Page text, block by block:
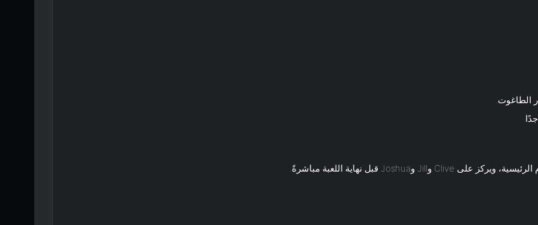
الطاغوت.